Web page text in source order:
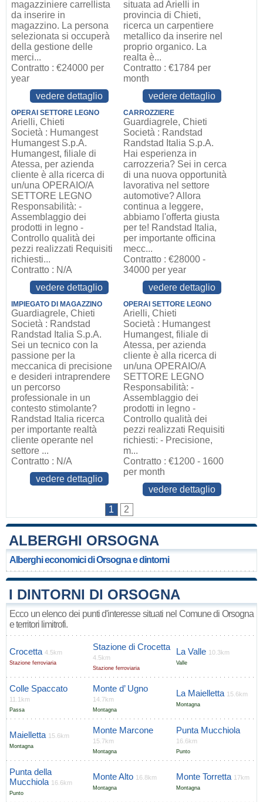
magazziniere carrellista
da inserire in
magazzino. La persona
selezionata si occuperà
della gestione delle
merci...
Contratto : €24000 per
year
vedere dettaglio
situata ad Arielli in
provincia di Chieti,
ricerca un carpentiere
metallico da inserire nel
proprio organico. La
realta è...
Contratto : €1784 per
month
vedere dettaglio
OPERAI SETTORE LEGNO
Arielli, Chieti
Società : Humangest
Humangest S.p.A.
Humangest, filiale di
Atessa, per azienda
cliente è alla ricerca di
un/una OPERAIO/A
SETTORE LEGNO
Responsabilità: -
Assemblaggio dei
prodotti in legno -
Controllo qualità dei
pezzi realizzati Requisiti
richiesti...
Contratto : N/A
vedere dettaglio
CARROZZIERE
Guardiagrele, Chieti
Società : Randstad
Randstad Italia S.p.A.
Hai esperienza in
carrozzeria? Sei in cerca
di una nuova opportunità
lavorativa nel settore
automotive? Allora
continua a leggere,
abbiamo l'offerta giusta
per te! Randstad Italia,
per importante officina
mecc...
Contratto : €28000 -
34000 per year
vedere dettaglio
IMPIEGATO DI MAGAZZINO
Guardiagrele, Chieti
Società : Randstad
Randstad Italia S.p.A.
Sei un tecnico con la
passione per la
meccanica di precisione
e desideri intraprendere
un percorso
professionale in un
contesto stimolante?
Randstad Italia ricerca
per importante realtà
cliente operante nel
settore ...
Contratto : N/A
vedere dettaglio
OPERAI SETTORE LEGNO
Arielli, Chieti
Società : Humangest
Humangest, filiale di
Atessa, per azienda
cliente è alla ricerca di
un/una OPERAIO/A
SETTORE LEGNO
Responsabilità: -
Assemblaggio dei
prodotti in legno -
Controllo qualità dei
pezzi realizzati Requisiti
richiesti: - Precisione,
m...
Contratto : €1200 - 1600
per month
vedere dettaglio
1
2
ALBERGHI ORSOGNA
Alberghi economici di Orsogna e dintorni
I DINTORNI DI ORSOGNA
Ecco un elenco dei punti d'interesse situati nel Comune di Orsogna
e territori limitrofi.
Crocetta 4.5km
Stazione ferroviaria
Stazione di Crocetta
4.5km
Stazione ferroviaria
La Valle 10.3km
Valle
Colle Spaccato
11.1km
Passa
Monte d’ Ugno
14.7km
Montagna
La Maielletta 15.6km
Montagna
Maielletta 15.6km
Montagna
Monte Marcone
15.7km
Montagna
Punta Mucchiola
16.6km
Punto
Punta della
Mucchiola 16.6km
Punto
Monte Alto 16.8km
Montagna
Monte Torretta 17km
Montagna